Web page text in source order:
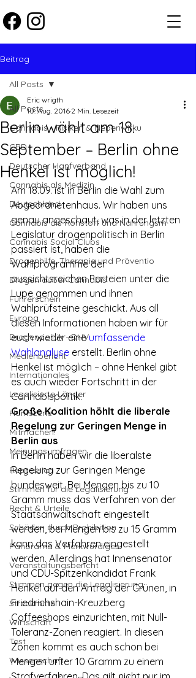
Beitrag
All Posts
Cannabis - Risiken & Nebenwirku
CBD
Deutscher Hanfverband
Cannabis als Medizin
Deutschland
Cannabis als Rohstoff und Nahrungsm
Cannabis Social Clubs
Drogenhilfe, Therapie und Präventio
Drogen außer Cannabis
Führerschein
Europa
Drogenpolitik - DHV
Medienbericht
Internationales
Legalisierte Länder
Hanfszene
Mitmachen!
Meinungsumfragen
Repression
Stimmen für die Legalisierung
Recht & Urteile
Schäden durch Prohibition
Panorama & Merkwürdiges
Veranstaltungsbericht
Stimmen gegen die Legalisierung
Streckmittel
Wirtschaft
Test
Wissenschaft
All Posts
Berlin wählt am 18.
September – Berlin ohne
Henkel ist möglich!
Eric wrigth
10. Aug. 2016 2 Min. Lesezeit
Am 18.09. ist in Berlin die Wahl zum
Abgeordnetenhaus. Wir haben uns
genau angeschaut, was in der letzten
Legislatur drogenpolitisch in Berlin
passiert ist, haben die
Wahlprogramme der
aussichtsreichen Parteien unter die
Lupe genommen und ihnen
Wahlprüfsteine geschickt. Aus all
diesen Informationen haben wir für
euch wieder eine umfassende
Wahlanalyse erstellt. Berlin ohne
Henkel ist möglich – ohne Henkel gibt
es auch wieder Fortschritt in der
Cannabispolitik.
Große Koalition höhlt die liberale
Regelung zur Geringen Menge in
Berlin aus
In Berlin haben wir die liberalste
Regelung zur Geringen Menge
bundesweit. Bei Mengen bis zu 10
Gramm muss das Verfahren von der
Staatsanwaltschaft eingestellt
werden, bei Mengen bis zu 15 Gramm
kann das Verfahren eingestellt
werden. Allerdings hat Innensenator
und CDU-Spitzenkandidat Frank
Henkel auf den Antrag der Grünen, in
Friedrichshain-Kreuzberg
Coffeeshops einzurichten, mit Null-
Toleranz-Zonen reagiert. In diesen
Zonen kommt es auch schon bei
Mengen unter 10 Gramm zu einem